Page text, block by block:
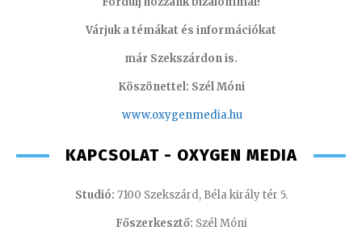
Várjuk a témákat és információkat
már Szekszárdon is.
Köszönettel: Szél Móni
www.oxygenmedia.hu
KAPCSOLAT - OXYGEN MEDIA
Studió: 7100 Szekszárd, Béla király tér 5.
Főszerkesztő: Szél Móni